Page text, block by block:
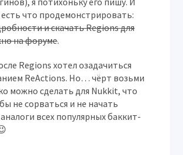
есть что продемонстрировать:
и скачать Regions для
на форуме.
Regions хотел озадачиться
ReActions. Но… чёрт возьми
можно сделать для Nukkit, что
не сорваться и не начать
всех популярных баккит-